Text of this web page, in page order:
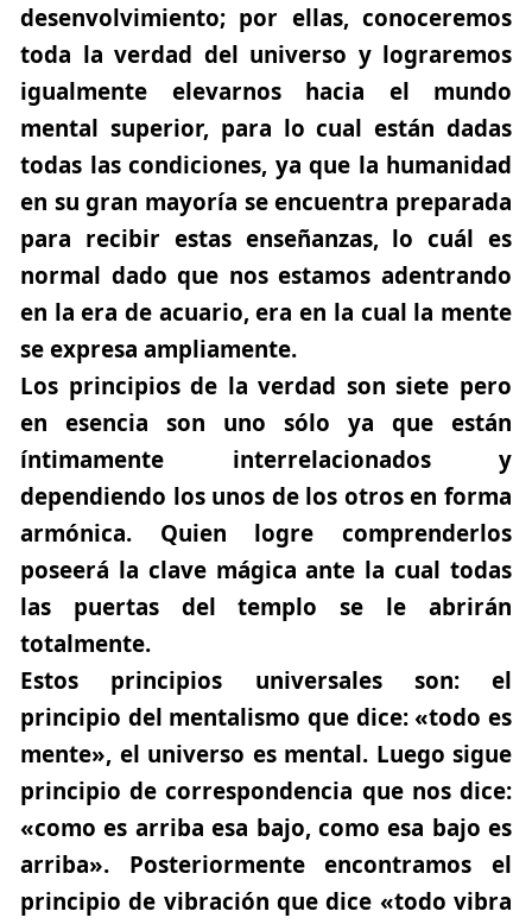
desenvolvimiento; por ellas, conoceremos
toda la verdad del universo y lograremos
igualmente elevarnos hacia el mundo
mental superior, para lo cual están dadas
todas las condiciones, ya que la humanidad
en su gran mayoría se encuentra preparada
para recibir estas enseñanzas, lo cuál es
normal dado que nos estamos adentrando
en la era de acuario, era en la cual la mente
se expresa ampliamente.
Los principios de la verdad son siete pero
en esencia son uno sólo ya que están
íntimamente interrelacionados y
dependiendo los unos de los otros en forma
armónica. Quien logre comprenderlos
poseerá la clave mágica ante la cual todas
las puertas del templo se le abrirán
totalmente.
Estos principios universales son: el
principio del mentalismo que dice: «todo es
mente», el universo es mental. Luego sigue
principio de correspondencia que nos dice:
«como es arriba esa bajo, como esa bajo es
arriba». Posteriormente encontramos el
principio de vibración que dice «todo vibra